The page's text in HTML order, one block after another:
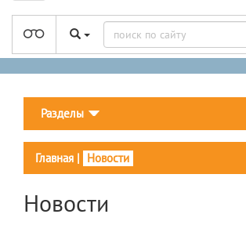
Разделы
Главная | Новости
Новости